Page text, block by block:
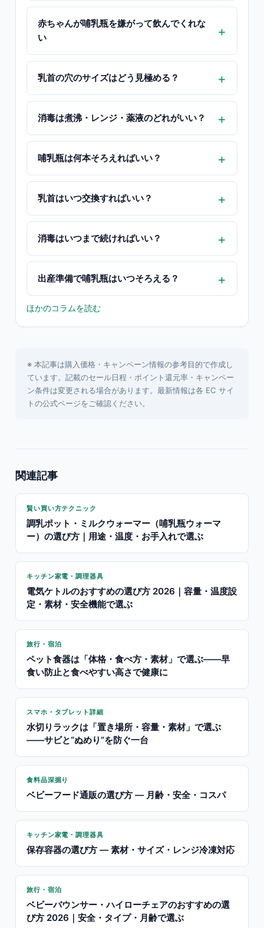
赤ちゃんが哺乳瓶を嫌がって飲んでくれな
い
乳首の穴のサイズはどう見極める？
消毒は煮沸・レンジ・薬液のどれがいい？
哺乳瓶は何本そろえればいい？
乳首はいつ交換すればいい？
消毒はいつまで続ければいい？
出産準備で哺乳瓶はいつそろえる？
ほかのコラムを読む
※ 本記事は購入価格・キャンペーン情報の参考目的で作成し
ています。記載のセール日程・ポイント還元率・キャンペー
ン条件は変更される場合があります。最新情報は各 EC サイ
トの公式ページをご確認ください。
関連記事
賢い買い方テクニック
調乳ポット・ミルクウォーマー（哺乳瓶ウォーマ
ー）の選び方｜用途・温度・お手入れで選ぶ
キッチン家電・調理器具
電気ケトルのおすすめの選び方 2026｜容量・温度設
定・素材・安全機能で選ぶ
旅行・宿泊
ペット食器は「体格・食べ方・素材」で選ぶ——早
食い防止と食べやすい高さで健康に
スマホ・タブレット詳細
水切りラックは「置き場所・容量・素材」で選ぶ
——サビと“ぬめり”を防ぐ一台
食料品深掘り
ベビーフード通販の選び方 — 月齢・安全・コスパ
キッチン家電・調理器具
保存容器の選び方 — 素材・サイズ・レンジ冷凍対応
旅行・宿泊
ベビーバウンサー・ハイローチェアのおすすめの選
び方 2026｜安全・タイプ・月齢で選ぶ